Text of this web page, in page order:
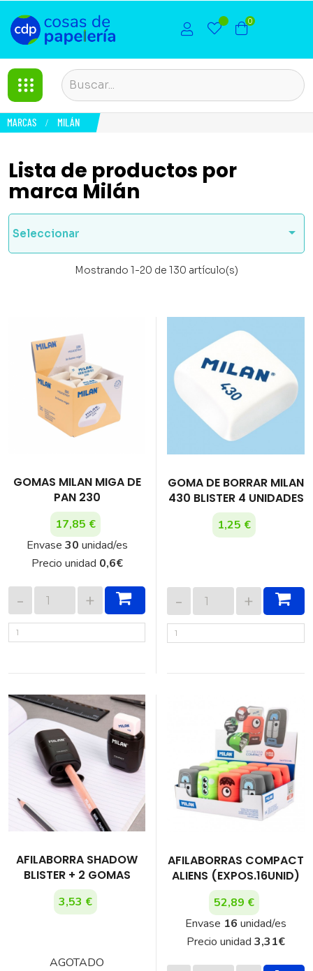
0
MARCAS MILÁN
Lista de productos por
marca Milán
Seleccionar 
Mostrando 1-20 de 130 artículo(s)
GOMAS MILAN MIGA DE
PAN 230
17,85 €
Envase 30 unidad/es
Precio unidad 0,6€
GOMA DE BORRAR MILAN
430 BLISTER 4 UNIDADES
1,25 €
AFILABORRA SHADOW
BLISTER + 2 GOMAS
3,53 €
AGOTADO
AFILABORRAS COMPACT
ALIENS (EXPOS.16UNID)
52,89 €
Envase 16 unidad/es
Precio unidad 3,31€